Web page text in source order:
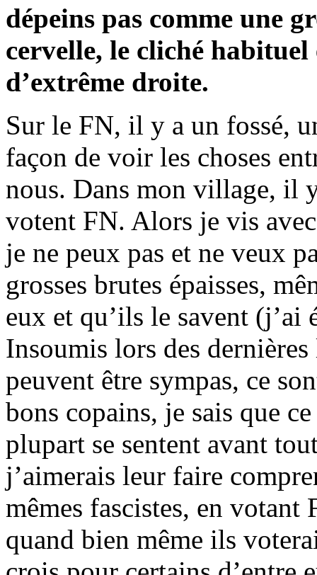
dépeins pas comme une
cervelle, le cliché
d’extrême droite.
Sur le FN, il y a un fossé,
façon de voir les choses
nous. Dans mon village, il
votent FN. Alors je vis
je ne peux pas et ne veux
grosses brutes épaisses,
eux et qu’ils le savent (j’ai
Insoumis lors des
peuvent être sympas, ce
bons copains, je sais que
plupart se sentent avant
j’aimerais leur faire
mêmes fascistes, en
quand bien même ils